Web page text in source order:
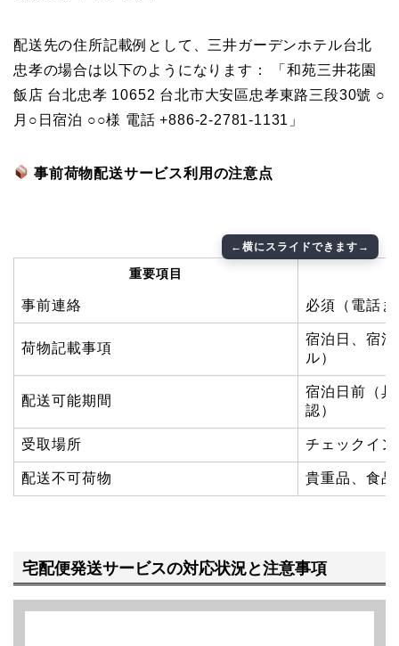
配送先の住所記載例として、三井ガーデンホテル台北
忠孝の場合は以下のようになります： 「和苑三井花園
飯店 台北忠孝 10652 台北市大安區忠孝東路三段30號 ○
月○日宿泊 ○○様 電話 +886-2-2781-1131」
事前荷物配送サービス利用の注意点
重要項目
事前連絡 必須（電話
荷物記載事項
宿泊日、宿
ル）
配送可能期間
宿泊日前（
認）
受取場所 チェックイ
配送不可荷物 貴重品、食
宅配便発送サービスの対応状況と注意事項